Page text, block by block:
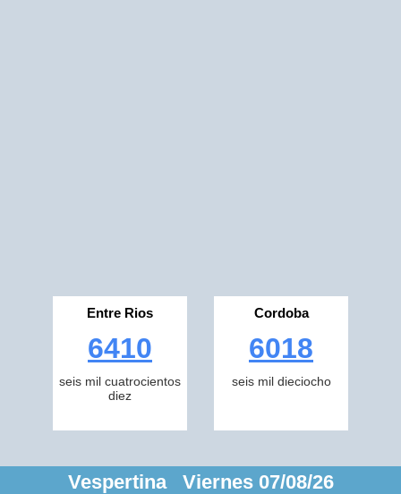
Entre Rios
6410
seis mil cuatrocientos
diez
Cordoba
6018
seis mil dieciocho
Vespertina Viernes 07/08/26